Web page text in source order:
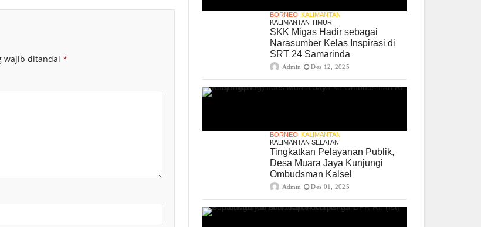
wajib ditandai *
BORNEO KALIMANTAN
KALIMANTAN TIMUR
SKK Migas Hadir sebagai
Narasumber Kelas Inspirasi di
SRT 24 Samarinda
Admin Des 12, 2025
BORNEO KALIMANTAN
KALIMANTAN SELATAN
Tingkatkan Pelayanan Publik,
Desa Muara Jaya Kunjungi
Ombudsman Kalsel
Admin Des 01, 2025